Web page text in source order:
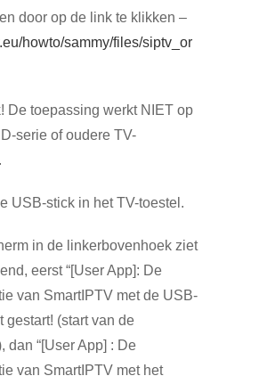
door op de link te klikken –
howto/sammy/files/siptv_or
De toepassing werkt NIET op
serie of oudere TV-
USB-stick in het TV-toestel.
in de linkerbovenhoek ziet
eerst “[User App]: De
van SmartIPTV met de USB-
gestart! (start van de
dan “[User App] : De
van SmartIPTV met het